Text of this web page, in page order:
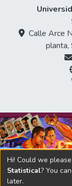
Calle Arce
planta,
Hi! Could we
Statistical? You
later.